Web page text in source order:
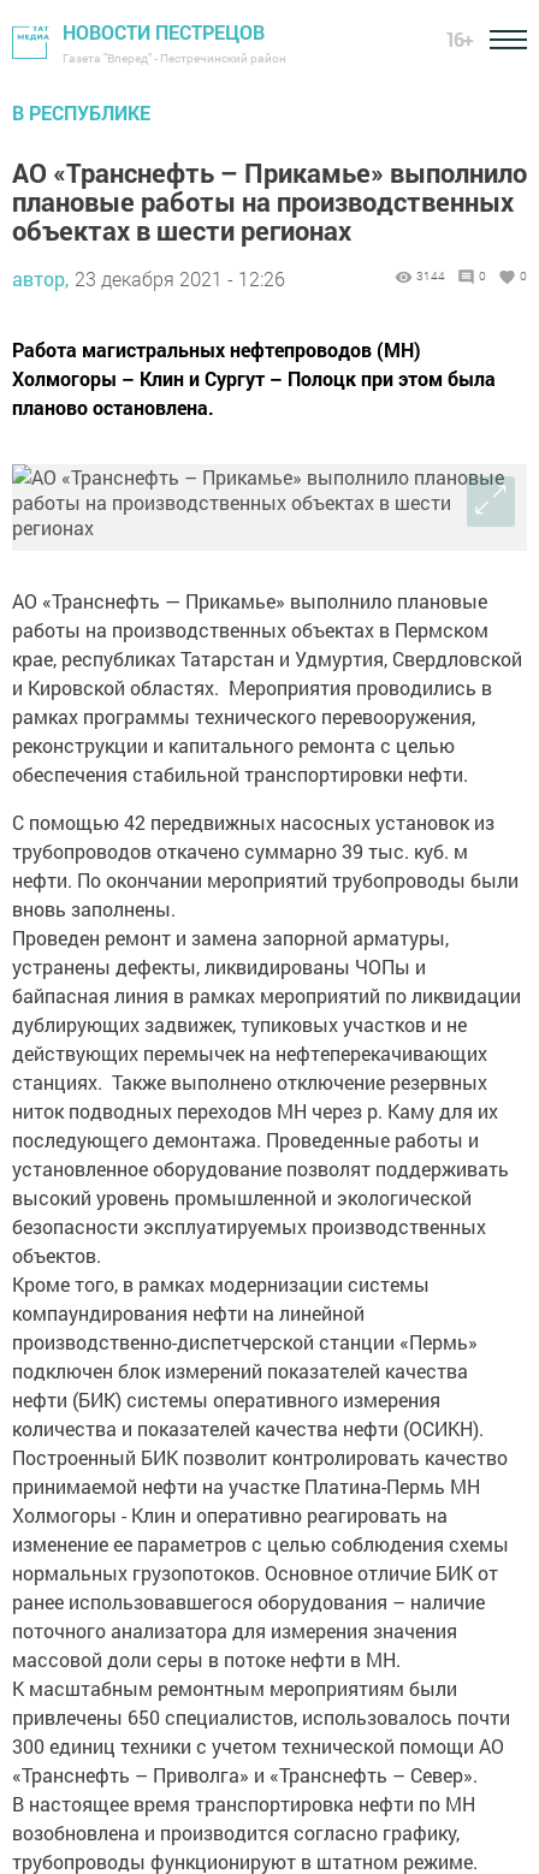
НОВОСТИ ПЕСТРЕЦОВ
Газета "Вперед" - Пестречинский район
16+
В РЕСПУБЛИКЕ
АО «Транснефть – Прикамье» выполнило
плановые работы на производственных
объектах в шести регионах
автор, 23 декабря 2021 - 12:26 3144 0 0
Работа магистральных нефтепроводов (МН)
Холмогоры – Клин и Сургут – Полоцк при этом была
планово остановлена.
АО «Транснефть — Прикамье» выполнило плановые
работы на производственных объектах в Пермском
крае, республиках Татарстан и Удмуртия, Свердловской
и Кировской областях. Мероприятия проводились в
рамках программы технического перевооружения,
реконструкции и капитального ремонта с целью
обеспечения стабильной транспортировки нефти.
С помощью 42 передвижных насосных установок из
трубопроводов откачено суммарно 39 тыс. куб. м
нефти. По окончании мероприятий трубопроводы были
вновь заполнены.
Проведен ремонт и замена запорной арматуры,
устранены дефекты, ликвидированы ЧОПы и
байпасная линия в рамках мероприятий по ликвидации
дублирующих задвижек, тупиковых участков и не
действующих перемычек на нефтеперекачивающих
станциях. Также выполнено отключение резервных
ниток подводных переходов МН через р. Каму для их
последующего демонтажа. Проведенные работы и
установленное оборудование позволят поддерживать
высокий уровень промышленной и экологической
безопасности эксплуатируемых производственных
объектов.
Кроме того, в рамках модернизации системы
компаундирования нефти на линейной
производственно-диспетчерской станции «Пермь»
подключен блок измерений показателей качества
нефти (БИК) системы оперативного измерения
количества и показателей качества нефти (ОСИКН).
Построенный БИК позволит контролировать качество
принимаемой нефти на участке Платина-Пермь МН
Холмогоры - Клин и оперативно реагировать на
изменение ее параметров с целью соблюдения схемы
нормальных грузопотоков. Основное отличие БИК от
ранее использовавшегося оборудования – наличие
поточного анализатора для измерения значения
массовой доли серы в потоке нефти в МН.
К масштабным ремонтным мероприятиям были
привлечены 650 специалистов, использовалось почти
300 единиц техники с учетом технической помощи АО
«Транснефть – Приволга» и «Транснефть – Север».
В настоящее время транспортировка нефти по МН
возобновлена и производится согласно графику,
трубопроводы функционируют в штатном режиме.